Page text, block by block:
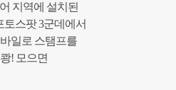
지역에 설치된
토스팟 3군데에서
일로 스탬프를
! 모으면